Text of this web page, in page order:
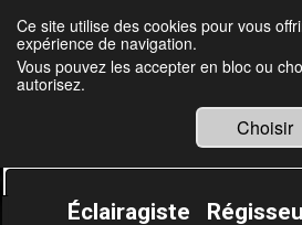
Julien
Éclairagiste
Ce site utilise des cookies pour vous
expérience de navigation.
Vous pouvez les accepter en bloc ou
autorisez.
Choisir